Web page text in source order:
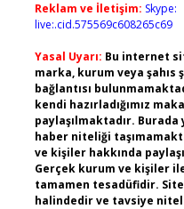
Reklam ve İletişim: Skype:
live:.cid.575569c608265c69
Yasal Uyarı: Bu internet
marka, kurum veya
bağlantısı
kendi hazırladığımız
paylaşılmaktadır.
haber niteliği
ve kişiler hakkında
Gerçek kurum ve kişiler
tamamen tesadüfidir.
halindedir ve tavsiye